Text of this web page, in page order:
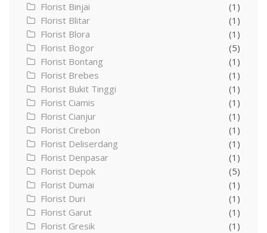
Florist Binjai
(1)
Florist Blitar
(1)
Florist Blora
(1)
Florist Bogor
(5)
Florist Bontang
(1)
Florist Brebes
(1)
Florist Bukit Tinggi
(1)
Florist Ciamis
(1)
Florist Cianjur
(1)
Florist Cirebon
(1)
Florist Deliserdang
(1)
Florist Denpasar
(1)
Florist Depok
(5)
Florist Dumai
(1)
Florist Duri
(1)
Florist Garut
(1)
Florist Gresik
(1)